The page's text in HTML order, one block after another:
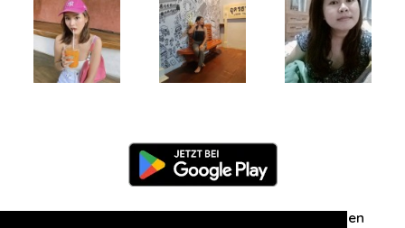
Zuschriften/Erfahrungen